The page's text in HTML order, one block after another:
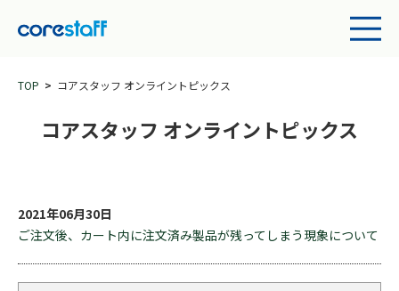
TOP コアスタッフ オンライントピックス
コアスタッフ オンライントピックス
2021年06月30日
ご注文後、カート内に注文済み製品が残ってしまう現象について